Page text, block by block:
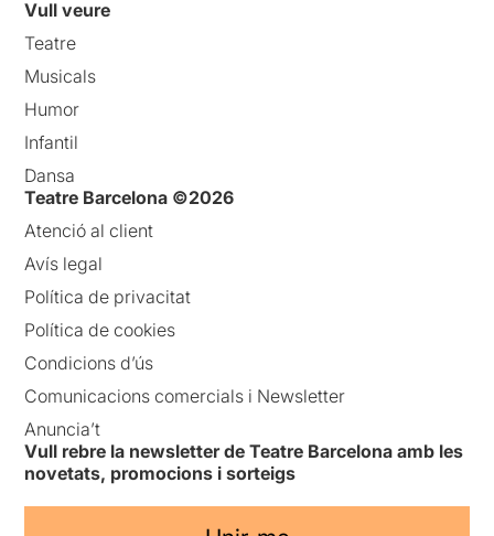
Vull veure
Teatre
Musicals
Humor
Infantil
Dansa
Teatre Barcelona ©2026
Atenció al client
Avís legal
Política de privacitat
Política de cookies
Condicions d’ús
Comunicacions comercials i Newsletter
Anuncia’t
Vull rebre la newsletter de Teatre Barcelona amb les
novetats, promocions i sorteigs